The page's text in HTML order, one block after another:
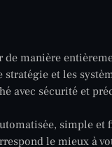
manière
et les
avec sécurité et
simple et
le mieux à